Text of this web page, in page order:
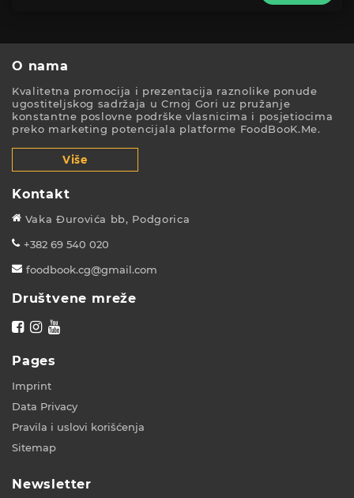
O nama
Kvalitetna promocija i prezentacija raznolike ponude
ugostiteljskog sadržaja u Crnoj Gori uz pružanje
konstantne poslovne podrške vlasnicima i posjetiocima
preko marketing potencijala platforme FoodBooK.Me.
Više
Kontakt
Vaka Đurovića bb, Podgorica
+382 69 540 020
foodbook.cg@gmail.com
Društvene mreže
Pages
Imprint
Data Privacy
Pravila i uslovi korišćenja
Sitemap
Newsletter